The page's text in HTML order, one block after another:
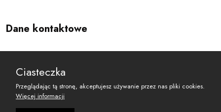
Dane kontaktowe
reset@resetobywatelski.pl
Ciasteczka
Przeglądając tą stronę, akceptujesz używanie przez nas pliki cookies.
Więcej informacji